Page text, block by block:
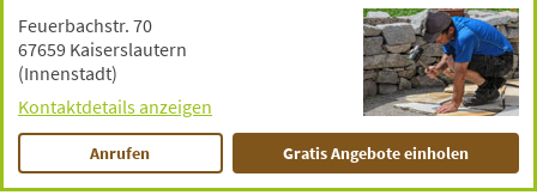
Feuerbachstr. 70
67659 Kaiserslautern
(Innenstadt)
Kontaktdetails anzeigen
Anrufen Gratis Angebote einholen